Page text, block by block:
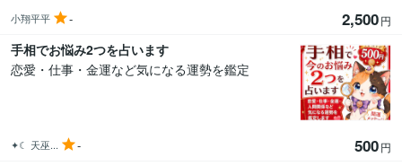
小翔平平 - 2,500円
手相でお悩み2つを占います
恋愛・仕事・金運など気になる運勢を鑑定
✦☾ 天巫... - 500円